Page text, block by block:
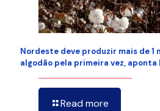
Nordeste deve produzir mais de 1
algodão pela primeira vez, aponta
Read more